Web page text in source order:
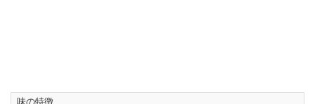
味の特徴